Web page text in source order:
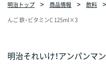
明治トップ 商品情報 飲料
んご 鉄・ビタミンC 125ml×3
明治それいけ！アンパンマン